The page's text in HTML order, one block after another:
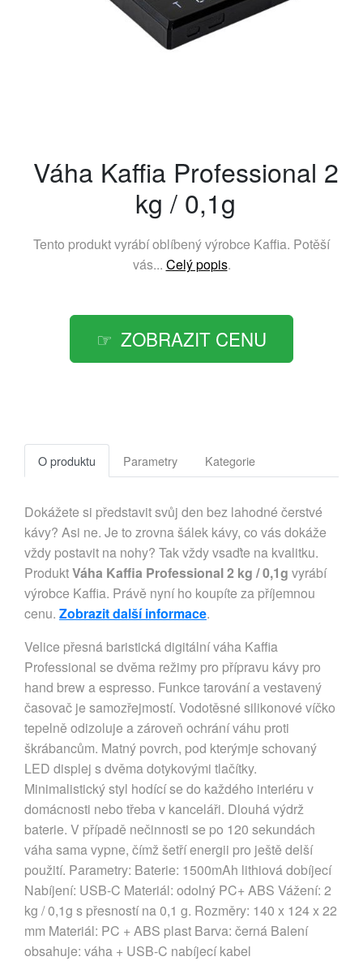
Váha Kaffia Professional 2
kg / 0,1g
Tento produkt vyrábí oblíbený výrobce Kaffia. Potěší
vás... Celý popis.
ZOBRAZIT CENU
O produktu Parametry Kategorie
Dokážete si představit svůj den bez lahodné čerstvé
kávy? Asi ne. Je to zrovna šálek kávy, co vás dokáže
vždy postavit na nohy? Tak vždy vsaďte na kvalitku.
ProduktVáha Kaffia Professional 2 kg / 0,1g vyrábí
výrobce Kaffia. Právě nyní ho koupíte za příjemnou
cenu. Zobrazit další informace.
Velice přesná baristická digitální váha Kaffia
Professional se dvěma režimy pro přípravu kávy pro
hand brew a espresso. Funkce tarování a vestavený
časovač je samozřejmostí. Vodotěsné silikonové víčko
tepelně odizoluje a zároveň ochrání váhu proti
škrábancům. Matný povrch, pod kterýmje schovaný
LED displej s dvěma dotykovými tlačítky.
Minimalistický styl hodící se do každého interiéru v
domácnosti nebo třeba v kanceláři. Dlouhá výdrž
baterie. V případě nečinnosti se po 120 sekundách
váha sama vypne, čímž šetří energii pro ještě delší
použití. Parametry: Baterie: 1500mAh lithiová dobíjecí
Nabíjení: USB-C Materiál: odolný PC+ ABS Vážení: 2
kg / 0,1g s přesností na 0,1 g. Rozměry: 140 x 124 x 22
mm Materiál: PC + ABS plast Barva: černá Balení
obsahuje: váha + USB-C nabíjecí kabel